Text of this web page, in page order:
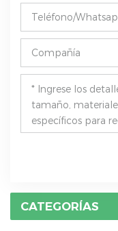
CATEGORÍAS